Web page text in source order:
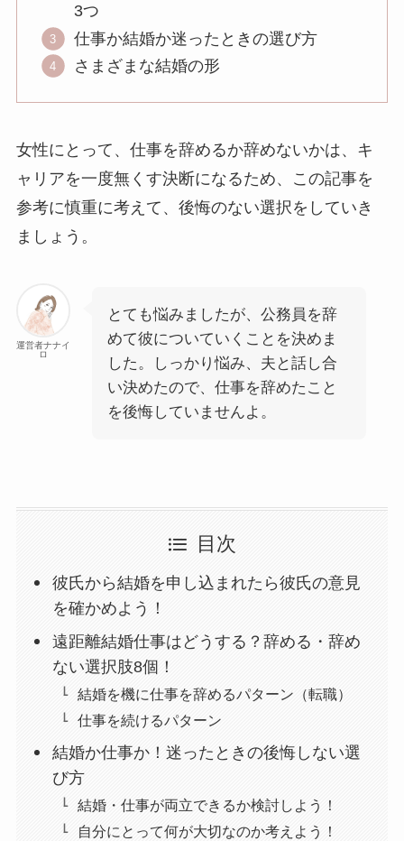
3つ
仕事か結婚か迷ったときの選び方
さまざまな結婚の形
女性にとって、仕事を辞めるか辞めないかは、キ
ャリアを一度無くす決断になるため、この記事を
参考に慎重に考えて、後悔のない選択をしていき
ましょう。
運営者ナナイ
ロ
とても悩みましたが、公務員を辞
めて彼についていくことを決めま
した。しっかり悩み、夫と話し合
い決めたので、仕事を辞めたこと
を後悔していませんよ。
目次
彼氏から結婚を申し込まれたら彼氏の意見
を確かめよう！
遠距離結婚仕事はどうする？辞める・辞め
ない選択肢8個！
結婚を機に仕事を辞めるパターン（転職）
仕事を続けるパターン
結婚か仕事か！迷ったときの後悔しない選
び方
結婚・仕事が両立できるか検討しよう！
自分にとって何が大切なのか考えよう！